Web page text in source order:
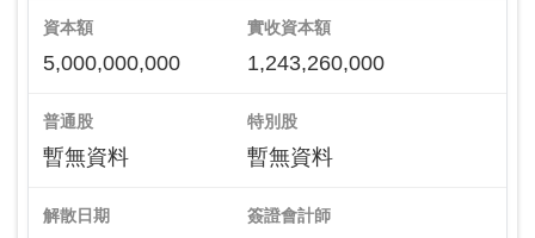
資本額
5,000,000,000
實收資本額
1,243,260,000
普通股
暫無資料
特別股
暫無資料
解散日期 簽證會計師